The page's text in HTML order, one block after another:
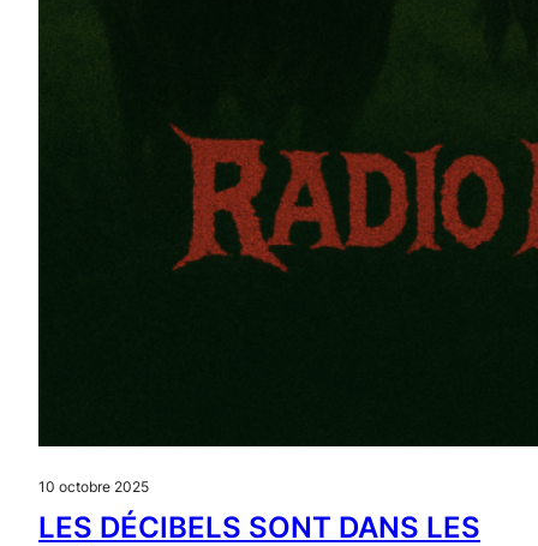
10 octobre 2025
LES DÉCIBELS SONT DANS LES